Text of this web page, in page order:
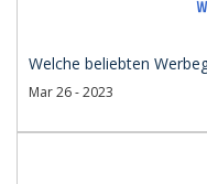
Welche beliebten
Mar 26 - 2023